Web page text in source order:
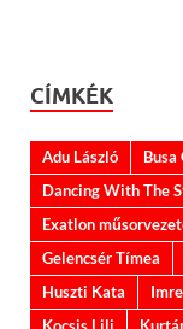
CÍMKÉK
Adu László Busa
Dancing With The
Exatlon
Gelencsér Tímea
Huszti Kata